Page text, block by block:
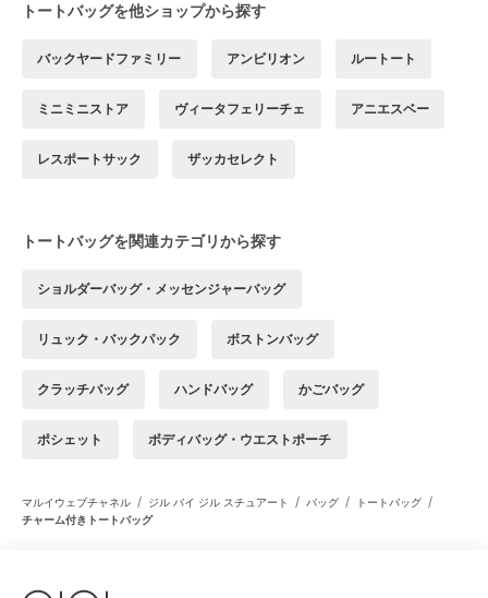
トートバッグを他ショップから探す
バックヤードファミリー アンビリオン ルートート
ミニミニストア ヴィータフェリーチェ アニエスベー
レスポートサック ザッカセレクト
トートバッグを関連カテゴリから探す
ショルダーバッグ・メッセンジャーバッグ
リュック・バックパック ボストンバッグ
クラッチバッグ ハンドバッグ かごバッグ
ポシェット ボディバッグ・ウエストポーチ
マルイウェブチャネル / ジル バイ ジル スチュアート / バッグ / トートバッグ /
チャーム付きトートバッグ